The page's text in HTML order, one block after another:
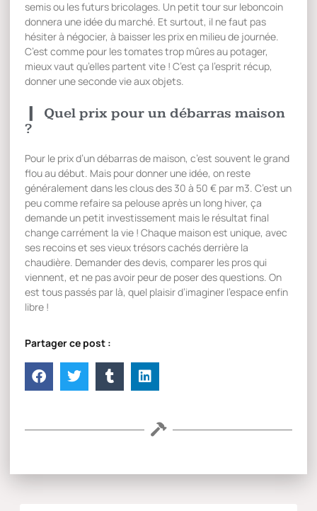
semis ou les futurs bricolages. Un petit tour sur leboncoin
donnera une idée du marché. Et surtout, il ne faut pas
hésiter à négocier, à baisser les prix en milieu de journée.
C’est comme pour les tomates trop mûres au potager,
mieux vaut qu’elles partent vite ! C’est ça l’esprit récup,
donner une seconde vie aux objets.
Quel prix pour un débarras maison
?
Pour le prix d’un débarras de maison, c’est souvent le grand
flou au début. Mais pour donner une idée, on reste
généralement dans les clous des 30 à 50 € par m3. C’est un
peu comme refaire sa pelouse après un long hiver, ça
demande un petit investissement mais le résultat final
change carrément la vie ! Chaque maison est unique, avec
ses recoins et ses vieux trésors cachés derrière la
chaudière. Demander des devis, comparer les pros qui
viennent, et ne pas avoir peur de poser des questions. On
est tous passés par là, quel plaisir d’imaginer l’espace enfin
libre !
Partager ce post :